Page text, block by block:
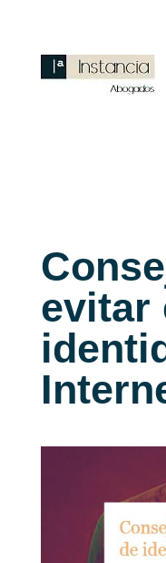
evitar